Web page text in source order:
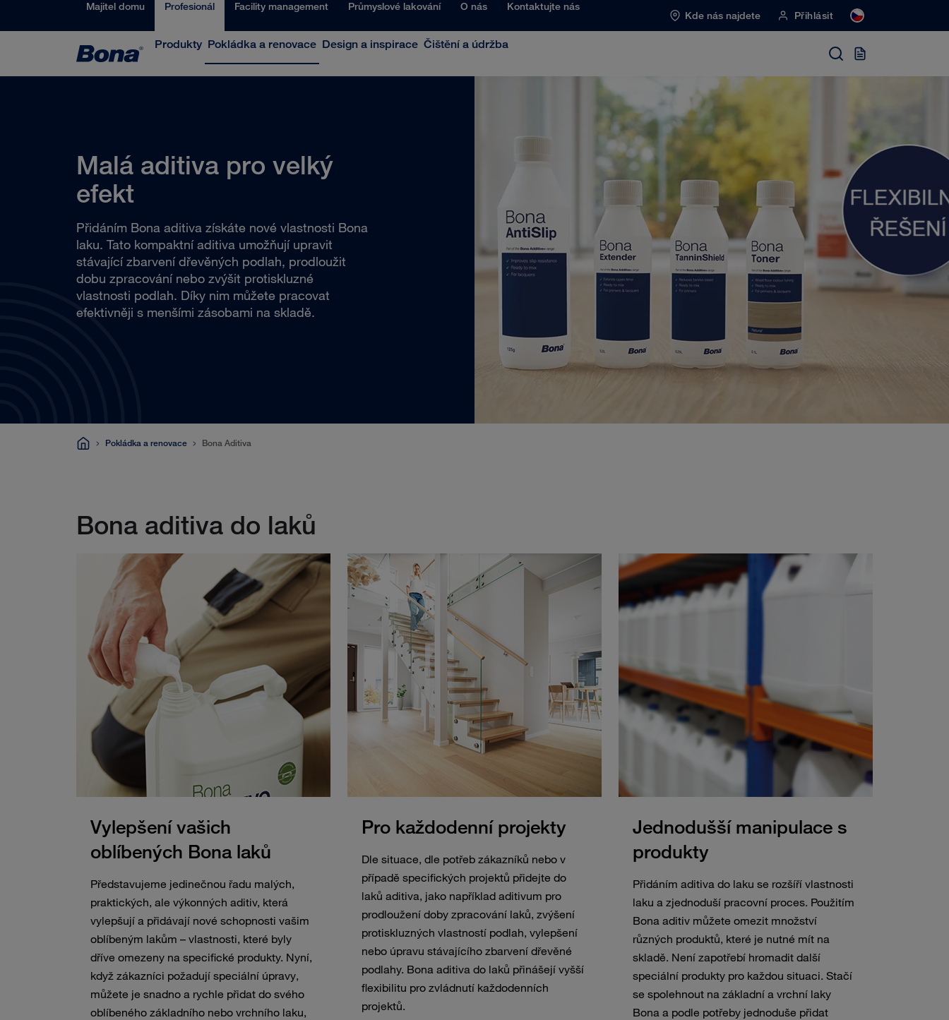
Majitel domu Profesionál Facility management Průmyslové lakování O nás Kontaktujte nás
Kde nás najdete Přihlásit
Produkty Pokládka a renovace Design a inspirace Čištění a údržba
Malá aditiva pro velký
efekt
Přidáním Bona aditiva získáte nové vlastnosti Bona
laku. Tato kompaktní aditiva umožňují upravit
stávající zbarvení dřevěných podlah, prodloužit
dobu zpracování nebo zvýšit protiskluzné
vlastnosti podlah. Díky nim můžete pracovat
efektivněji s menšími zásobami na skladě.
Pokládka a renovace Bona Aditiva
Bona aditiva do laků
Vylepšení vašich
oblíbených Bona laků
Představujeme jedinečnou řadu malých,
praktických, ale výkonných aditiv, která
vylepšují a přidávají nové schopnosti vašim
oblíbeným lakům – vlastnosti, které byly
dříve omezeny na specifické produkty. Nyní,
když zákazníci požadují speciální úpravy,
můžete je snadno a rychle přidat do svého
oblíbeného základního nebo vrchního laku,
Pro každodenní projekty
Dle situace, dle potřeb zákazníků nebo v
případě specifických projektů přidejte do
laků aditiva, jako například aditivum pro
prodloužení doby zpracování laků, zvýšení
protiskluzných vlastností podlah, vylepšení
nebo úpravu stávajícího zbarvení dřevěné
podlahy. Bona aditiva do laků přinášejí vyšší
flexibilitu pro zvládnutí každodenních
projektů.
Jednodušší manipulace s
produkty
Přidáním aditiva do laku se rozšíří vlastnosti
laku a zjednoduší pracovní proces. Použitím
Bona aditiv můžete omezit množství
různých produktů, které je nutné mít na
skladě. Není zapotřebí hromadit další
speciální produkty pro každou situaci. Stačí
se spolehnout na základní a vrchní laky
Bona a podle potřeby jednoduše přidat